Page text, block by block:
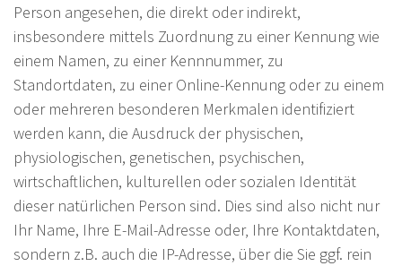
Person angesehen, die direkt oder indirekt,
insbesondere mittels Zuordnung zu einer Kennung wie
einem Namen, zu einer Kennnummer, zu
Standortdaten, zu einer Online-Kennung oder zu einem
oder mehreren besonderen Merkmalen identifiziert
werden kann, die Ausdruck der physischen,
physiologischen, genetischen, psychischen,
wirtschaftlichen, kulturellen oder sozialen Identität
dieser natürlichen Person sind. Dies sind also nicht nur
Ihr Name, Ihre E-Mail-Adresse oder‚ Ihre Kontaktdaten,
sondern z.B. auch die IP-Adresse, über die Sie ggf. rein